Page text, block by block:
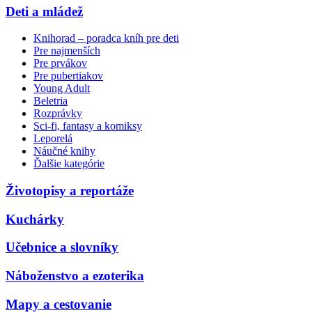
Deti a mládež
Knihorad – poradca kníh pre deti
Pre najmenších
Pre prvákov
Pre pubertiakov
Young Adult
Beletria
Rozprávky
Sci-fi, fantasy a komiksy
Leporelá
Náučné knihy
Ďalšie kategórie
Životopisy a reportáže
Kuchárky
Učebnice a slovníky
Náboženstvo a ezoterika
Mapy a cestovanie